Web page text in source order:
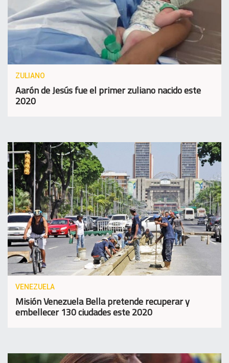
ZULIANO
Aarón de Jesús fue el primer zuliano nacido este
2020
VENEZUELA
Misión Venezuela Bella pretende recuperar y
embellecer 130 ciudades este 2020